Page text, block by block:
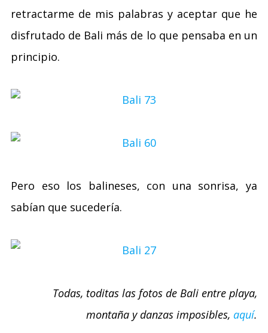
retractarme de mis palabras y aceptar que he
disfrutado de Bali más de lo que pensaba en un
principio.
Pero eso los balineses, con una sonrisa, ya
sabían que sucedería.
Todas, toditas las fotos de Bali entre playa,
montaña y danzas imposibles, aquí.